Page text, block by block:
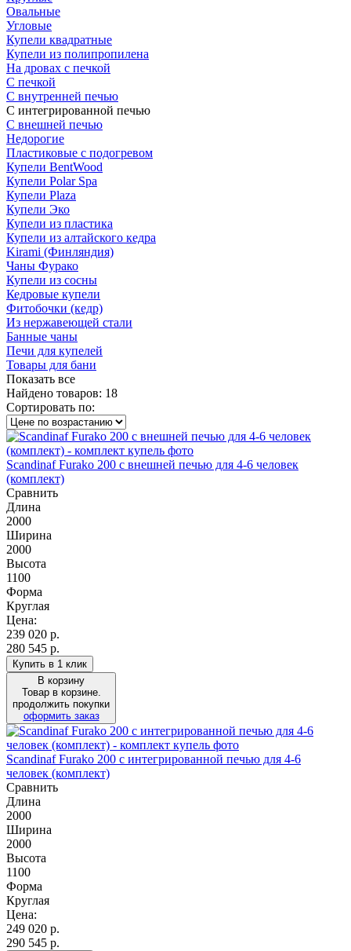
Овальные
Угловые
Купели квадратные
Купели из полипропилена
На дровах с печкой
С печкой
С внутренней печью
С интегрированной печью
С внешней печью
Недорогие
Пластиковые с подогревом
Купели BentWood
Купели Polar Spa
Купели Plaza
Купели Эко
Купели из пластика
Купели из алтайского кедра
Kirami (Финляндия)
Чаны Фурако
Купели из сосны
Кедровые купели
Фитобочки (кедр)
Из нержавеющей стали
Банные чаны
Печи для купелей
Товары для бани
Показать все
Найдено товаров: 18
Сортировать по:
Scandinaf Furako 200 с внешней печью для 4-6 человек
(комплект)
Сравнить
Длина
2000
Ширина
2000
Высота
1100
Форма
Круглая
Цена:
239 020 р.
280 545 р.
Купить в 1 клик
В корзину
Товар в корзине.
продолжить покупки
оформить заказ
Scandinaf Furako 200 с интегрированной печью для 4-6
человек (комплект)
Сравнить
Длина
2000
Ширина
2000
Высота
1100
Форма
Круглая
Цена:
249 020 р.
290 545 р.